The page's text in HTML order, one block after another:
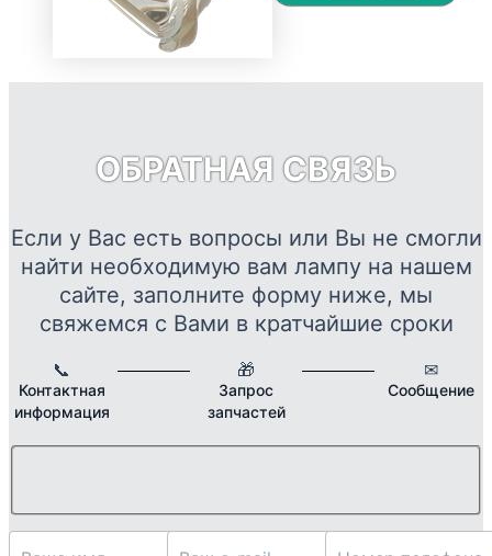
8289 ₽
ОБРАТНАЯ СВЯЗЬ
Если у Вас есть вопросы или Вы не смогли
найти необходимую вам лампу на нашем
сайте, заполните форму ниже, мы
свяжемся с Вами в кратчайшие сроки
📞
Контактная
информация
🎁
Запрос
запчастей
✉
Сообщение